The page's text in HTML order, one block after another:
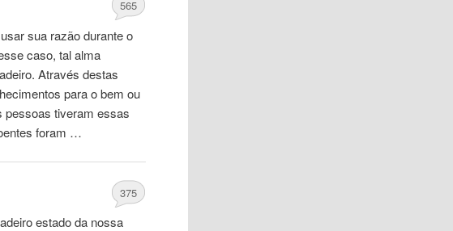
565
sua razão durante o
caso, tal alma
Através destas
para o bem ou
pessoas tiveram essas
foram …
375
estado da nossa